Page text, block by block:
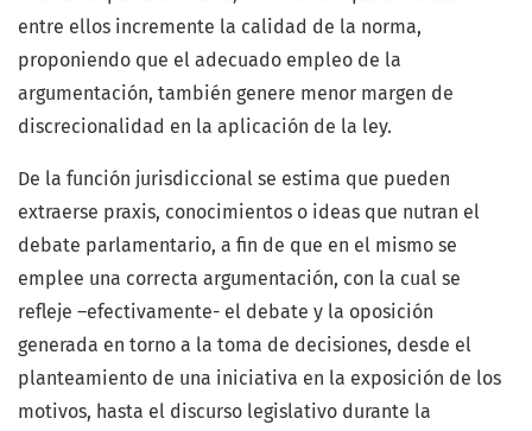
entre ellos incremente la calidad de la norma,
proponiendo que el adecuado empleo de la
argumentación, también genere menor margen de
discrecionalidad en la aplicación de la ley.
De la función jurisdiccional se estima que pueden
extraerse praxis, conocimientos o ideas que nutran el
debate parlamentario, a fin de que en el mismo se
emplee una correcta argumentación, con la cual se
refleje –efectivamente- el debate y la oposición
generada en torno a la toma de decisiones, desde el
planteamiento de una iniciativa en la exposición de los
motivos, hasta el discurso legislativo durante la